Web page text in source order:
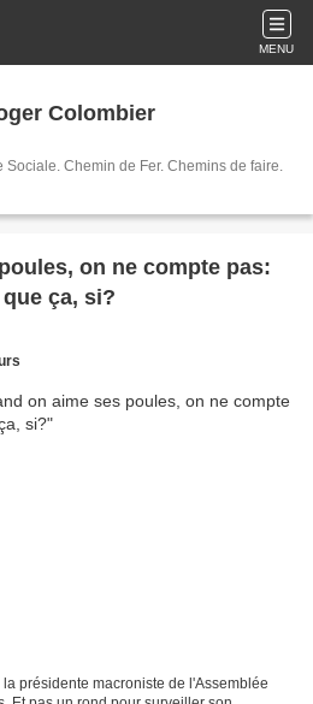
MENU
Colombier
Chemin de Fer. Chemins de faire.
on ne compte pas:
ça, si?
présidente macroniste de l'Assemblée